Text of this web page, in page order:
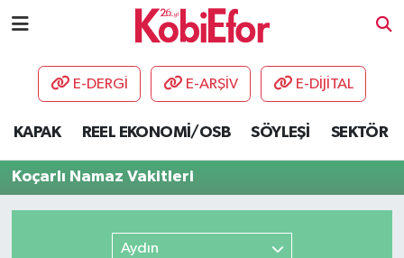
E-DERGİ E-ARŞİV E-DİJİTAL
KAPAK REEL EKONOMİ/OSB SÖYLEŞİ SEKTÖR
Koçarlı Namaz Vakitleri
Aydın
AKADEMİ
DESTEK-TEŞVİK